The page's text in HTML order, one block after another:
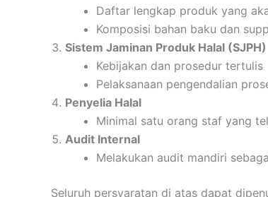
Daftar lengkap produk yang
Komposisi bahan baku dan
Sistem Jaminan Produk Halal (SJPH)
Kebijakan dan prosedur tertulis
Pelaksanaan pengendalian
Penyelia Halal
Minimal satu orang staf yang
Audit Internal
Melakukan audit mandiri
Seluruh persyaratan di atas dapat